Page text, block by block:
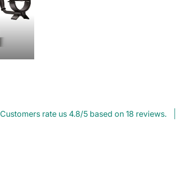
Customers rate us 4.8/5 based on 18 reviews.